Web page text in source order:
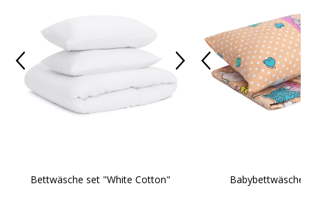
Bettwäsche set "White Cotton" Babybettwäsche